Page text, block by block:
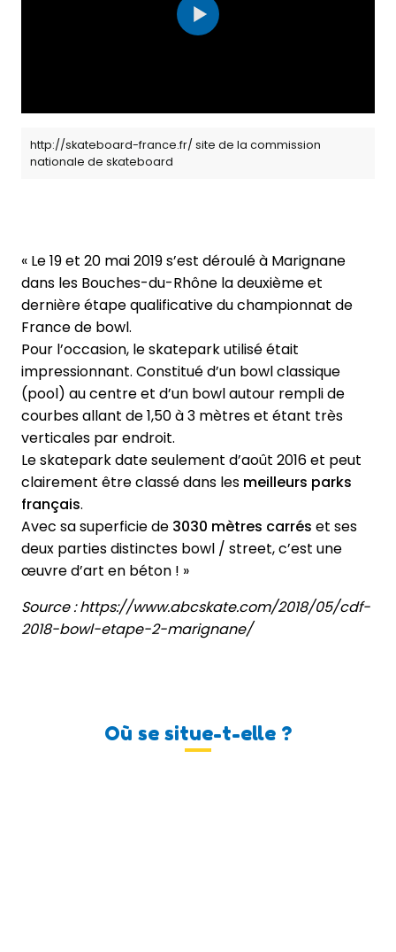
http://skateboard-france.fr/ site de la commission
nationale de skateboard
« Le 19 et 20 mai 2019 s’est déroulé à Marignane
dans les Bouches-du-Rhône la deuxième et
dernière étape qualificative du championnat de
France de bowl.
Pour l’occasion, le skatepark utilisé était
impressionnant. Constitué d’un bowl classique
(pool) au centre et d’un bowl autour rempli de
courbes allant de 1,50 à 3 mètres et étant très
verticales par endroit.
Le skatepark date seulement d’août 2016 et peut
clairement être classé dans les meilleurs parks
français.
Avec sa superficie de 3030 mètres carrés et ses
deux parties distinctes bowl / street, c’est une
œuvre d’art en béton ! »
Source : https://www.abcskate.com/2018/05/cdf-
2018-bowl-etape-2-marignane/
Où se situe-t-elle ?